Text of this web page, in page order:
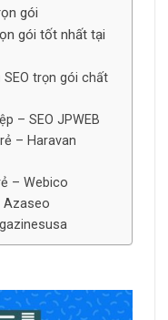
gói
gói tốt nhất tại
trọn gói chất
– SEO JPWEB
– Haravan
– Webico
Azaseo